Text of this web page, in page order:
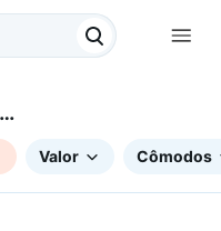
Valor Cômodos